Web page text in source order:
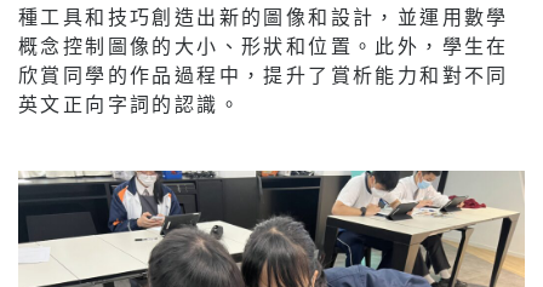
種工具和技巧創造出新的圖像和設計，並運用數學
概念控制圖像的大小、形狀和位置。此外，學生在
欣賞同學的作品過程中，提升了賞析能力和對不同
英文正向字詞的認識。